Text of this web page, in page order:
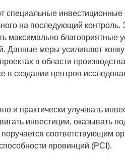
специальные инвестиционные
на последующий контроль.
максимально благоприятные
Данные меры усиливают
в области
в создании центров
и практически улучшать
инвестиции, оказывать
соответствующим
провинций (PCI).